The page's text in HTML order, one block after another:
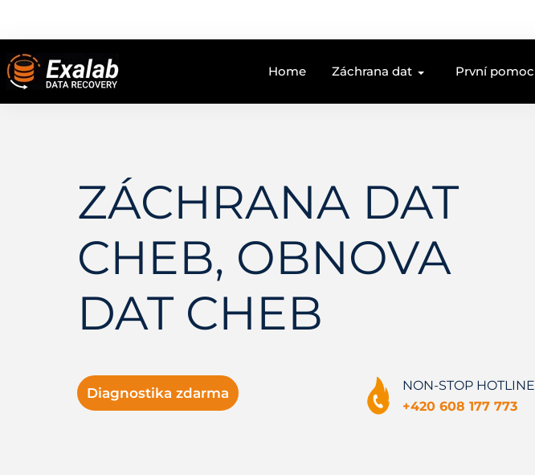
Home Záchrana dat První pomoc
ZÁCHRANA DAT
CHEB, OBNOVA
DAT CHEB
Diagnostika zdarma
NON-STOP HOTLINE
+420 608 177 773